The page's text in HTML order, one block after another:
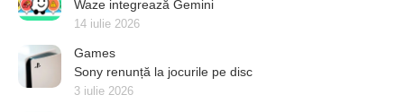
Waze integrează Gemini
14 iulie 2026
Games
Sony renunță la jocurile pe disc
3 iulie 2026